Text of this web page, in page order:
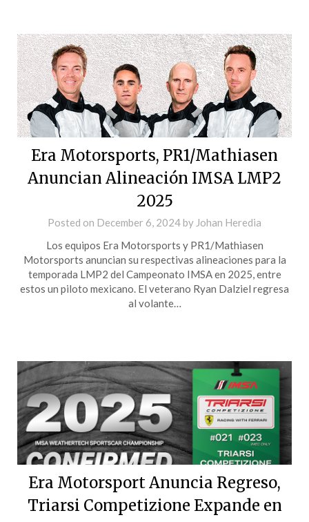
Era Motorsports, PR1/Mathiasen
Anuncian Alineación IMSA LMP2
2025
Posted on December 6, 2024by Johan Heredia
Los equipos Era Motorsports y PR1/Mathiasen
Motorsports anuncian su respectivas alineaciones para la
temporada LMP2 del Campeonato IMSA en 2025, entre
estos un piloto mexicano. El veterano Ryan Dalziel regresa
al volante…
Era Motorsport Anuncia Regreso,
Triarsi Competizione Expande en